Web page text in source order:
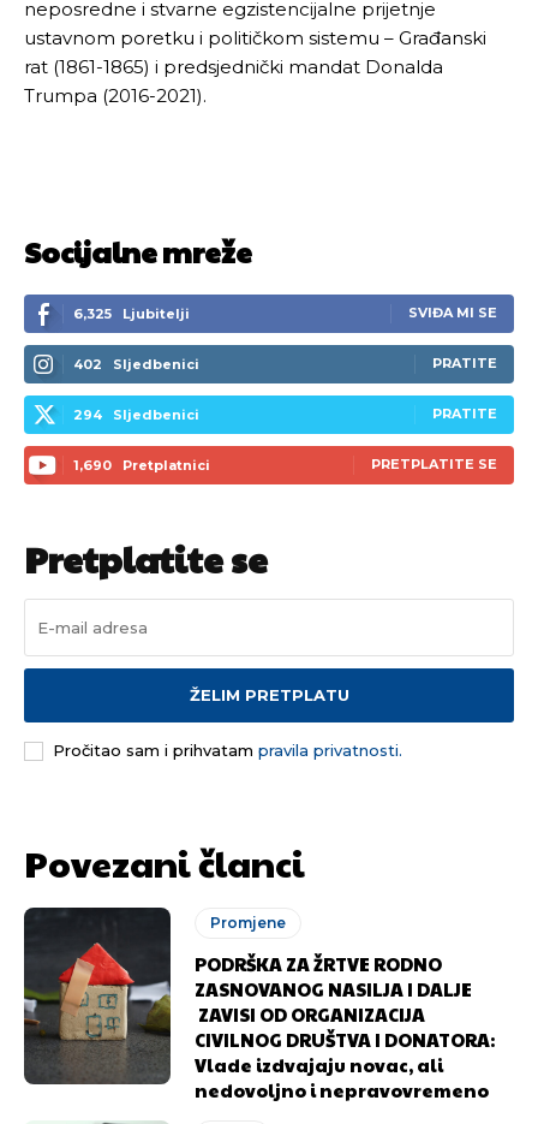
neposredne i stvarne egzistencijalne prijetnje
ustavnom poretku i političkom sistemu – Građanski
rat (1861-1865) i predsjednički mandat Donalda
Trumpa (2016-2021).
Socijalne mreže
6,325 Ljubitelji SVIĐA MI SE
402 Sljedbenici PRATITE
294 Sljedbenici PRATITE
1,690 Pretplatnici PRETPLATITE SE
Pretplatite se
ŽELIM PRETPLATU
Pročitao sam i prihvatam pravila privatnosti.
Povezani članci
Promjene
PODRŠKA ZA ŽRTVE RODNO
ZASNOVANOG NASILJA I DALJE
ZAVISI OD ORGANIZACIJA
CIVILNOG DRUŠTVA I DONATORA:
Vlade izdvajaju novac, ali
nedovoljno i nepravovremeno